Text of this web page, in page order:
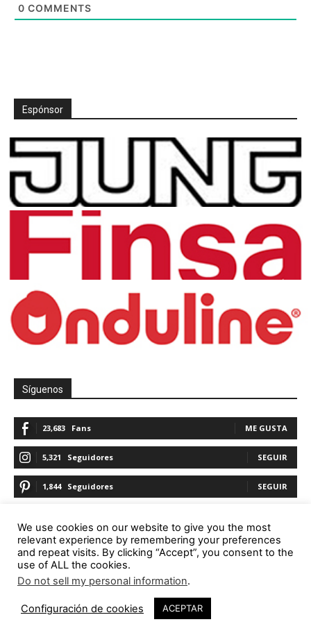
0 COMMENTS
Espónsor
Síguenos
23,683 Fans ME GUSTA
5,321 Seguidores SEGUIR
1,844 Seguidores SEGUIR
Promoción
We use cookies on our website to give you the most
relevant experience by remembering your preferences
and repeat visits. By clicking “Accept”, you consent to the
use of ALL the cookies.
Do not sell my personal information.
Configuración de cookies ACEPTAR